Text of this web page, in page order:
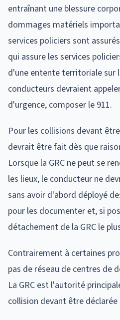
entraînant une blessure
dommages matériels
services policiers sont
qui assure les services
d'une entente territoriale sur
conducteurs devraient
d'urgence, composer le 911.
Pour les collisions devant
devrait être fait dès que
Lorsque la GRC ne peut se
les lieux, le conducteur ne
sans avoir d'abord déployé
pour les documenter et, si
détachement de la GRC le
Contrairement à certaines
pas de réseau de centres de
La GRC est l'autorité
collision devant être